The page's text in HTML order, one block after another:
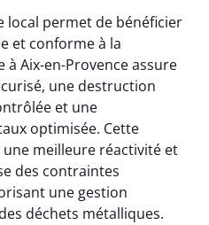
local permet de bénéficier
et conforme à la
Aix-en-Provence assure
une destruction
et une
optimisée. Cette
meilleure réactivité et
des contraintes
une gestion
déchets métalliques.